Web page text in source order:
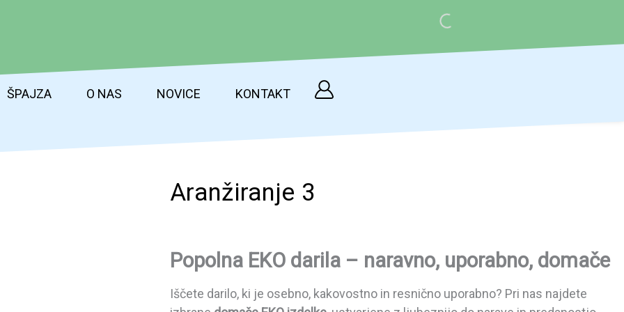
ŠPAJZA O NAS NOVICE KONTAKT Cart
Aranžiranje 3
Popolna EKO darila – naravno, uporabno, domače
Iščete darilo, ki je osebno, kakovostno in resnično uporabno? Pri nas najdete